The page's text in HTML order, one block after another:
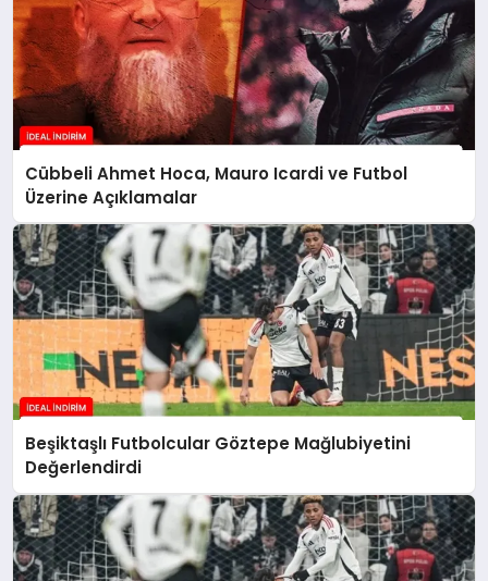
Cübbeli Ahmet Hoca, Mauro Icardi ve Futbol
Üzerine Açıklamalar
Beşiktaşlı Futbolcular Göztepe Mağlubiyetini
Değerlendirdi